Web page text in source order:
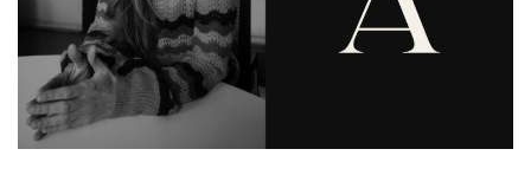
Ciudad
Cómics
Críticas
Cultura